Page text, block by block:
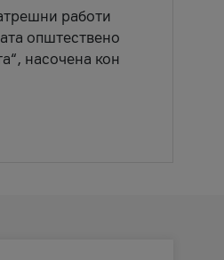
работи
општествено
насочена кон